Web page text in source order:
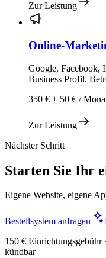
Zur Leistung
Online-
Google, Facebook,
Business Profil.
350 € + 50 € /
Zur Leistung
Nächster Schritt
Starten Sie Ihr
Eigene Website, eigene
Bestellsystem anfragen
150 € Einrichtungsgebühr
kündbar